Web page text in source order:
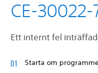
CE-30022-
Ett internt fel
Starta om